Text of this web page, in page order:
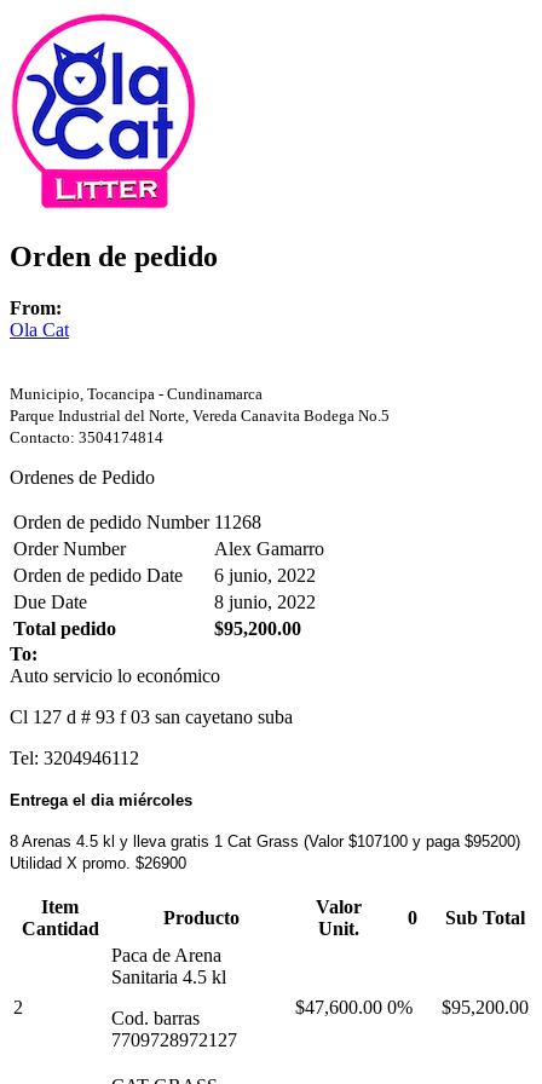
Orden de pedido
From:
Ola Cat
Municipio, Tocancipa - Cundinamarca
Parque Industrial del Norte, Vereda Canavita Bodega No.5
Contacto: 3504174814
Ordenes de Pedido
Orden de pedido Number 11268
Order Number
Alex Gamarro
Orden de pedido Date
6 junio, 2022
Due Date
8 junio, 2022
Total pedido
$95,200.00
To:
Auto servicio lo económico
Cl 127 d # 93 f 03 san cayetano suba
Tel: 3204946112
Entrega el dia miércoles
8 Arenas 4.5 kl y lleva gratis 1 Cat Grass (Valor $107100 y paga $95200)
Utilidad X promo. $26900
Item
Cantidad
Producto
Valor
Unit.
0 Sub Total
2
Paca de Arena
Sanitaria 4.5 kl
Cod. barras
7709728972127
$47,600.00 0% $95,200.00